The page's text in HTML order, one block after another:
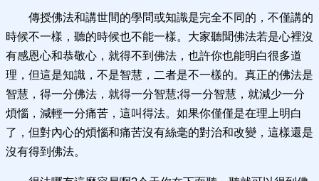
傳授佛法和講世間的學問或知識是完全不同的，不僅講的
時候不一樣，聽的時候也不能一樣。大家聽聞佛法若是心裡沒
有感恩心和恭敬心，就得不到佛法，也許你也能明白很多道
理，但這是知識，不是智慧，二者是不一樣的。真正的佛法是
智慧，得一分佛法，就得一分智慧;得一分智慧，就減少一分
煩惱，減輕一分痛苦，這叫得法。如果你僅僅是在理上明白
了，但對內心的煩惱和痛苦沒有絲毫的對治和改變，這樣還是
沒有得到佛法。